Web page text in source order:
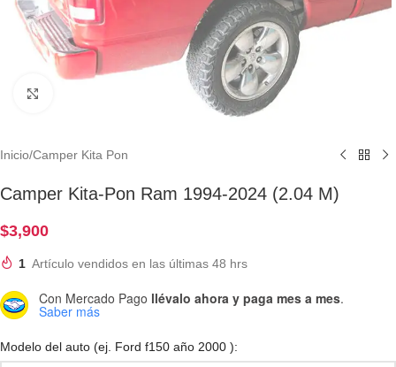
Inicio/Camper Kita Pon
Camper Kita-Pon Ram 1994-2024 (2.04 M)
$3,900
1 Artículo vendidos en las últimas 48 hrs
Con Mercado Pago llévalo ahora y paga mes a mes.
Saber más
Modelo del auto (ej. Ford f150 año 2000 ):